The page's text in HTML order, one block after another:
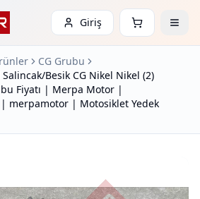
Giriş
CG Grubu
Besik CG Nikel Nikel (2)
Fiyatı | Merpa Motor |
merpamotor | Motosiklet Yedek